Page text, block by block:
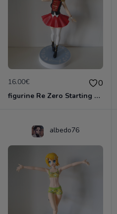
16.00€ 0
figurine Re Zero Starting Life In Another - Figurine Rem Casse-Noisette Super Special
albedo76